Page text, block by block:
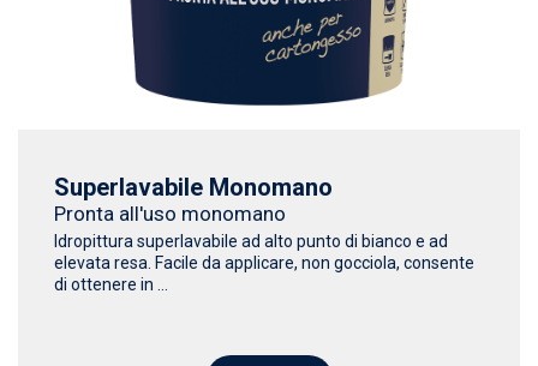
Superlavabile Monomano
Pronta all'uso monomano
Idropittura superlavabile ad alto punto di bianco e ad
elevata resa. Facile da applicare, non gocciola, consente
di ottenere in ...